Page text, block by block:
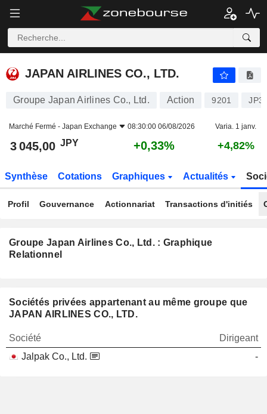
JAPAN AIRLINES CO., LTD.
JAPAN AIRLINES CO., LTD.
Groupe Japan Airlines Co., Ltd. Action 9201
Marché Fermé - Japan Exchange 08:30:00 06/08/2026 Varia. 1 janv.
3 045,00 JPY +0,33% +4,82%
Synthèse Cotations Graphiques Actualités
Profil Gouvernance Actionnariat Transactions d'initiés
Groupe Japan Airlines Co., Ltd. : Graphique
Relationnel
Sociétés privées appartenant au même groupe que
JAPAN AIRLINES CO., LTD.
Société
Dirigeant
Jalpak Co., Ltd.
-